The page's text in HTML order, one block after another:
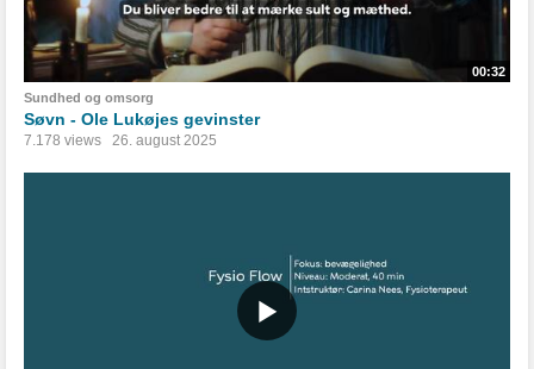
00:32
Sundhed og omsorg
Søvn - Ole Lukøjes gevinster
7.178 views 26. august 2025